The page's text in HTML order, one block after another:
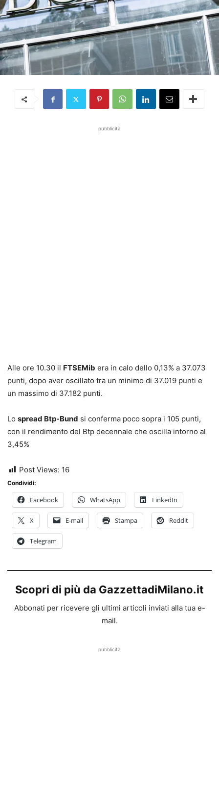
pubblicità
Alle ore 10.30 il FTSEMib era in calo dello 0,13% a 37.073
punti, dopo aver oscillato tra un minimo di 37.019 punti e
un massimo di 37.182 punti.
Lo spread Btp-Bund si conferma poco sopra i 105 punti,
con il rendimento del Btp decennale che oscilla intorno al
3,45%
Post Views: 16
Condividi:
Facebook WhatsApp LinkedIn
X E-mail Stampa Reddit
Telegram
Scopri di più da GazzettadiMilano.it
Abbonati per ricevere gli ultimi articoli inviati alla tua e-
mail.
pubblicità